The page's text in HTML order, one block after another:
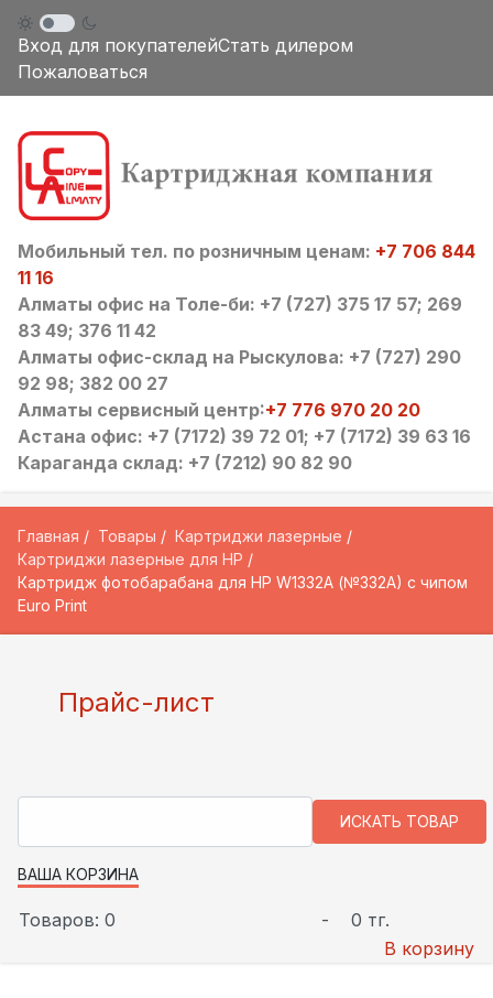
Вход для покупателейСтать дилером
Пожаловаться
Мобильный тел. по розничным ценам: +7 706 844
11 16
Алматы офис на Толе-би: +7 (727) 375 17 57; 269
83 49; 376 11 42
Алматы офис-склад на Рыскулова: +7 (727) 290
92 98; 382 00 27
Алматы сервисный центр:+7 776 970 20 20
Астана офис: +7 (7172) 39 72 01; +7 (7172) 39 63 16
Караганда склад: +7 (7212) 90 82 90
Главная Товары
Картриджи лазерные
Картриджи лазерные для HP
Картридж фотобарабана для HP W1332A (№332A) с чипом
Euro Print
Прайс-лист
ВАША КОРЗИНА
Товаров: 0 -
0 тг.
В корзину